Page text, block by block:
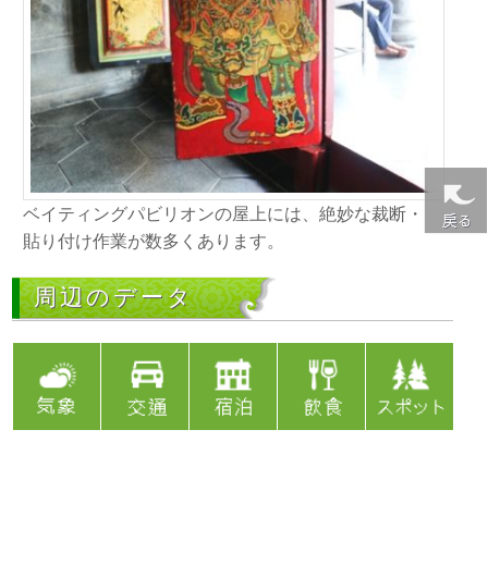
ベイティングパビリオンの屋上には、絶妙な裁断・
貼り付け作業が数多くあります。
周辺のデータ